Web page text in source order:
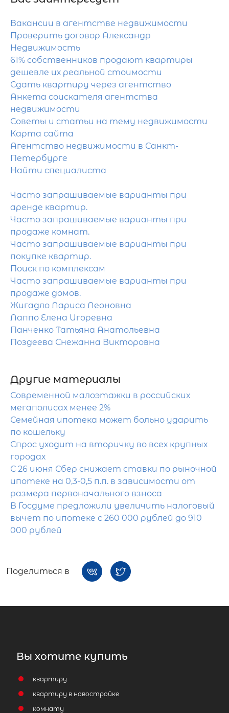
Вакансии в агентстве недвижимости
Проверить договор Александр
Недвижимость
61% собственников продают квартиры
дешевле их реальной стоимости
Сдать квартиру через агентство
Анкета соискателя агентства
недвижимости
Советы и статьи на тему недвижимости
Карта сайта
Агентство недвижимости в Санкт-
Петербурге
Найти специалиста
Часто запрашиваемые варианты при
аренде квартир.
Часто запрашиваемые варианты при
продаже комнат.
Часто запрашиваемые варианты при
покупке квартир.
Поиск по комплексам
Часто запрашиваемые варианты при
продаже домов.
Жигадло Лариса Леоновна
Лаппо Елена Игоревна
Панченко Татьяна Анатольевна
Поздеева Снежанна Викторовна
Другие материалы
Современной малоэтажки в российских
мегаполисах менее 2%
Семейная ипотека может больно ударить
по кошельку
Спрос уходит на вторичку во всех крупных
городах
С 26 июня Сбер снижает ставки по рыночной
ипотеке на 0,3-0,5 п.п. в зависимости от
размера первоначального взноса
В Госдуме предложили увеличить налоговый
вычет по ипотеке с 260 000 рублей до 910
000 рублей
Поделиться в
Вы хотите купить
квартиру
квартиру в новостройке
комнату